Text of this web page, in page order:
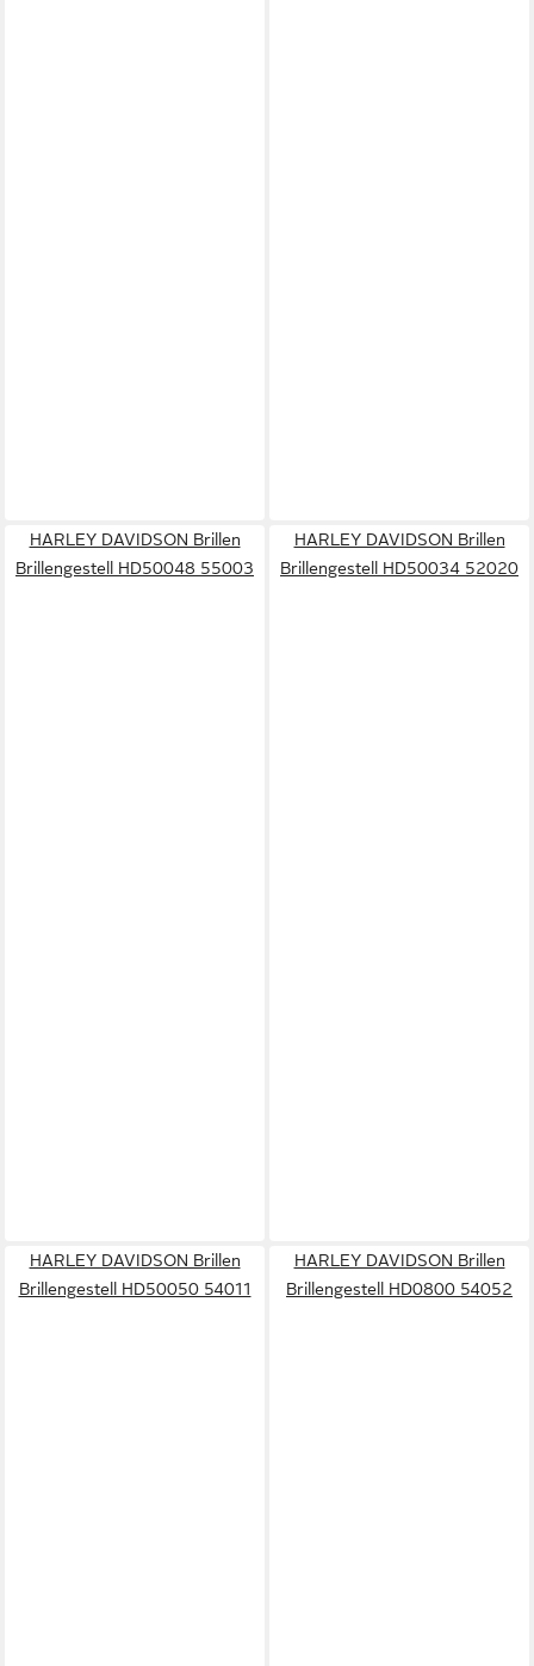
HARLEY DAVIDSON Brillen
Brillengestell HD50048 55003
HARLEY DAVIDSON Brillen
Brillengestell HD50034 52020
HARLEY DAVIDSON Brillen
Brillengestell HD50050 54011
HARLEY DAVIDSON Brillen
Brillengestell HD0800 54052